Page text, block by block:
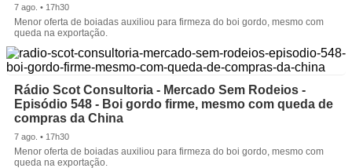
7 ago. • 17h30
Menor oferta de boiadas auxiliou para firmeza do boi gordo, mesmo com
queda na exportação.
Rádio Scot Consultoria - Mercado Sem Rodeios -
Episódio 548 - Boi gordo firme, mesmo com queda de
compras da China
7 ago. • 17h30
Menor oferta de boiadas auxiliou para firmeza do boi gordo, mesmo com
queda na exportação.